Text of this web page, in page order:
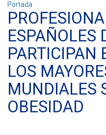
Portada
ESPAÑOLES
PARTICIPAN
LOS
MUNDIALES
OBESIDAD